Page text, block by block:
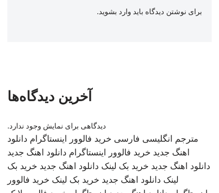
برای نوشتن دیدگاه باید وارد بشوید.
آخرین دیدگاه‌ها
دیدگاهی برای نمایش وجود ندارد.
مترجم انگلیسی فارسی خرید فالوور اینستاگرام دانلود
اهنگ جدید خرید فالوور اینستاگرام دانلود اهنگ جدید
دانلود اهنگ جدید خرید بک لینک دانلود اهنگ جدید خرید بک
لینک دانلود اهنگ جدید خرید بک لینک خرید فالوور